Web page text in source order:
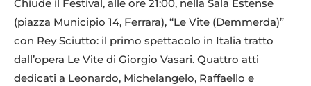
Chiude il Festival, alle ore 21:00, nella Sala Estense
(piazza Municipio 14, Ferrara), “Le Vite (Demmerda)”
con Rey Sciutto: il primo spettacolo in Italia tratto
dall’opera Le Vite di Giorgio Vasari. Quattro atti
dedicati a Leonardo, Michelangelo, Raffaello e